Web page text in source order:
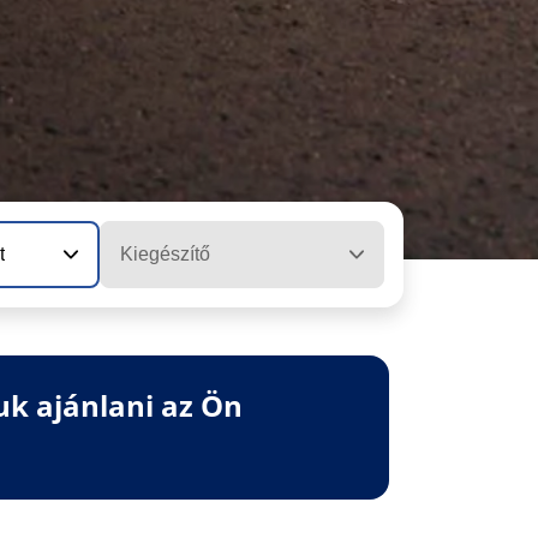
Kiegészítő
ajánlani az Ön